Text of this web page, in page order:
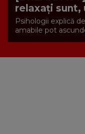
relaxați sunt,
Psihologii explică
amabile pot